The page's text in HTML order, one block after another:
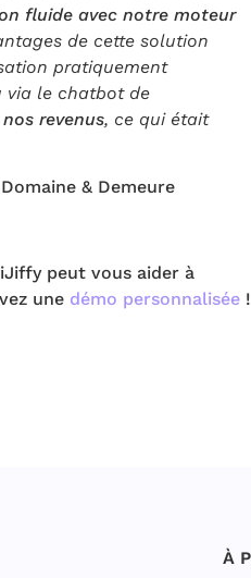
fluide avec notre moteur
de cette solution
pratiquement
via le chatbot de
revenus, ce qui était
& Demeure
peut vous aider à
une démo personnalisée !
À